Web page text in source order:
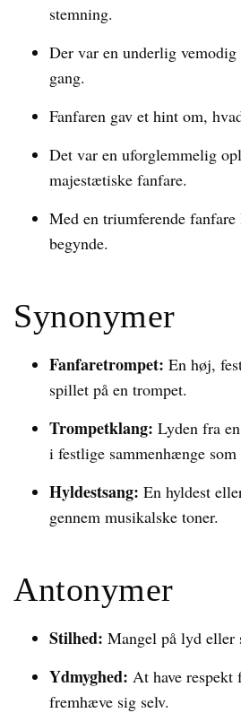
stemning.
Der var en underlig
gang.
Fanfaren gav et hint om,
Det var en uforglemmelig
majestætiske fanfare.
Med en triumferende
begynde.
Synonymer
Fanfaretrompet: En høj,
spillet på en trompet.
Trompetklang: Lyden fra
i festlige sammenhænge som
Hyldestsang: En hyldest
gennem musikalske toner.
Antonymer
Stilhed: Mangel på lyd eller
Ydmyghed: At have respekt
fremhæve sig selv.